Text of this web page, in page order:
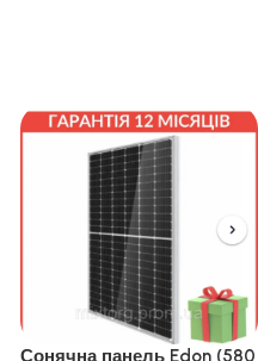
Сонячна панель Edon (580